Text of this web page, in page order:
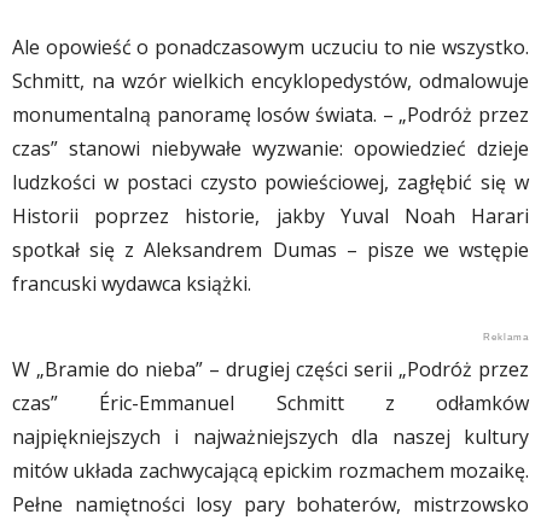
Ale opowieść o ponadczasowym uczuciu to nie wszystko.
Schmitt, na wzór wielkich encyklopedystów, odmalowuje
monumentalną panoramę losów świata. – „Podróż przez
czas” stanowi niebywałe wyzwanie: opowiedzieć dzieje
ludzkości w postaci czysto powieściowej, zagłębić się w
Historii poprzez historie, jakby Yuval Noah Harari
spotkał się z Aleksandrem Dumas – pisze we wstępie
francuski wydawca książki.
W „Bramie do nieba” – drugiej części serii „Podróż przez
czas” Éric-Emmanuel Schmitt z odłamków
najpiękniejszych i najważniejszych dla naszej kultury
mitów układa zachwycającą epickim rozmachem mozaikę.
Pełne namiętności losy pary bohaterów, mistrzowsko